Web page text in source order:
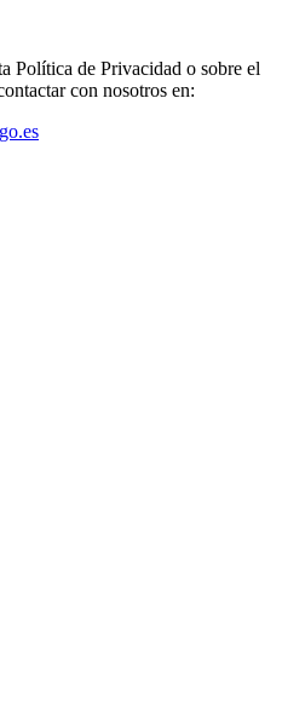
Política de Privacidad o sobre el
con nosotros en: